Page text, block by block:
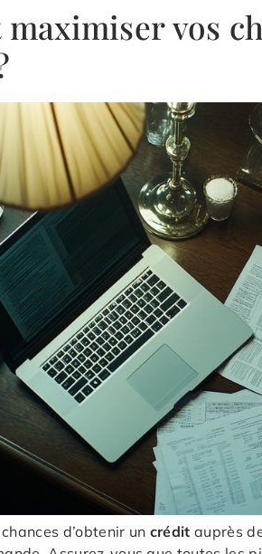
vos
d’obtenir un crédit auprès